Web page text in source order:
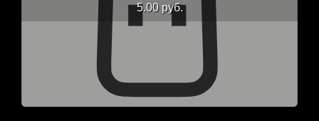
5.00 руб.